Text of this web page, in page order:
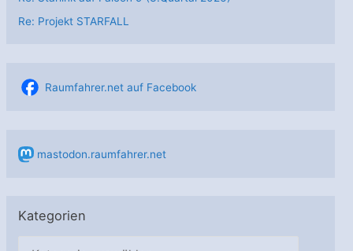
Re: Projekt STARFALL
Raumfahrer.net auf Facebook
mastodon.raumfahrer.net
Kategorien